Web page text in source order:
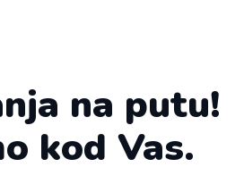
na putu!
kod Vas.